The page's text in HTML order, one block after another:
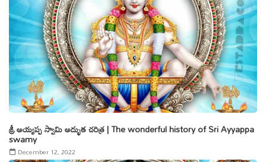
శ్రీ అయ్యప్ప స్వామి అద్భుత చరిత్ర | The wonderful history of Sri Ayyappa
swamy
December 12, 2022